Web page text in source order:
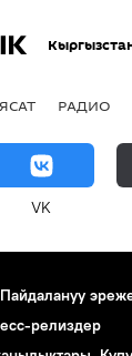
РАДИО
VK
Пайдалануу
релиздер